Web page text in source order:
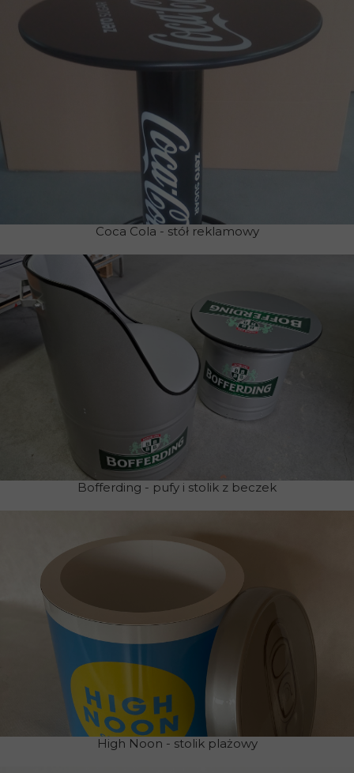
Coca Cola - stół reklamowy
Bofferding - pufy i stolik z beczek
High Noon - stolik plażowy